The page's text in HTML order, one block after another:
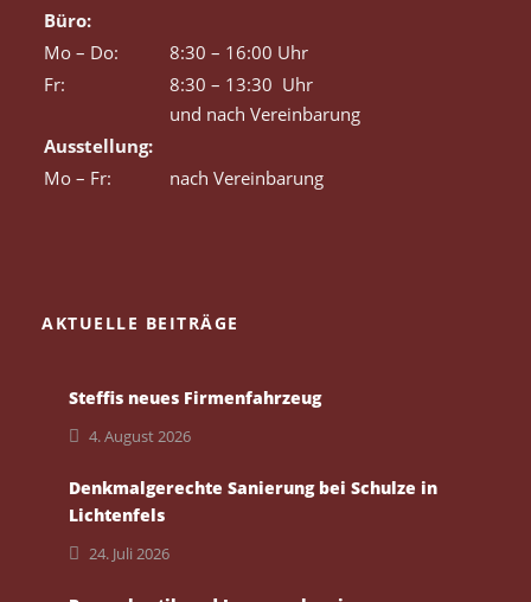
Büro:
Mo – Do:
8:30 – 16:00 Uhr
Fr:
8:30 – 13:30 Uhr
und nach Vereinbarung
Ausstellung:
Mo – Fr:
nach Vereinbarung
AKTUELLE BEITRÄGE
Steffis neues Firmenfahrzeug
4. August 2026
Denkmalgerechte Sanierung bei Schulze in
Lichtenfels
24. Juli 2026